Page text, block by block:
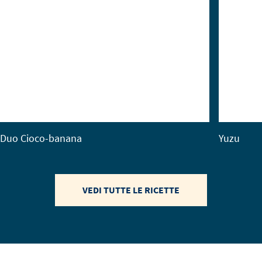
Duo Cioco-banana Yuzu
VEDI TUTTE LE RICETTE